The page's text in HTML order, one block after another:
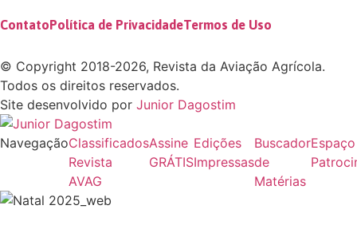
ContatoPolítica de PrivacidadeTermos de Uso
© Copyright 2018-2026, Revista da Aviação Agrícola.
Todos os direitos reservados.
Site desenvolvido por Junior Dagostim
NavegaçãoClassificados
Revista
AVAG
Assine
GRÁTIS
Edições
Impressas
Buscador
de
Matérias